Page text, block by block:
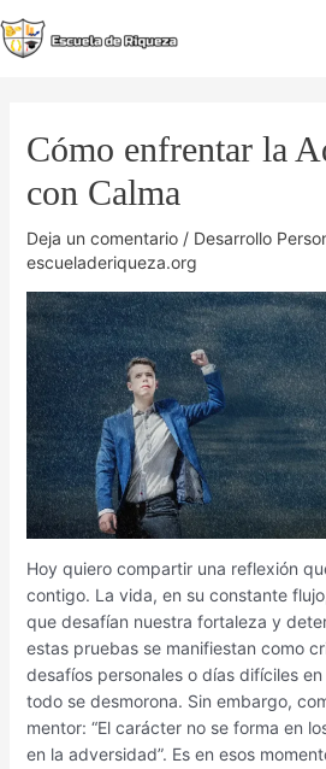
al
contenido
Cómo enfrentar la
con Calma
Deja un comentario / Desarrollo
escueladeriqueza.org
Hoy quiero compartir una reflexión
contigo. La vida, en su constante
que desafían nuestra fortaleza y
estas pruebas se manifiestan como
desafíos personales o días difíciles
todo se desmorona. Sin embargo,
mentor: “El carácter no se forma en
en la adversidad”. Es en esos